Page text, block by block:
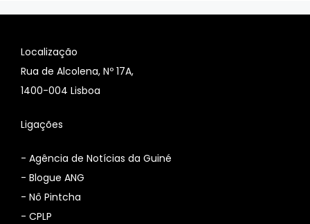
Localização
Rua de Alcolena, Nº 17A,
1400-004 Lisboa
Ligações
- Agência de Notícias da Guiné
- Blogue ANG
- Nô Pintcha
- CPLP